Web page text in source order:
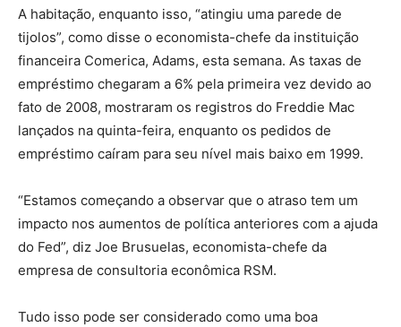
A habitação, enquanto isso, “atingiu uma parede de
tijolos”, como disse o economista-chefe da instituição
financeira Comerica, Adams, esta semana. As taxas de
empréstimo chegaram a 6% pela primeira vez devido ao
fato de 2008, mostraram os registros do Freddie Mac
lançados na quinta-feira, enquanto os pedidos de
empréstimo caíram para seu nível mais baixo em 1999.
“Estamos começando a observar que o atraso tem um
impacto nos aumentos de política anteriores com a ajuda
do Fed”, diz Joe Brusuelas, economista-chefe da
empresa de consultoria econômica RSM.
Tudo isso pode ser considerado como uma boa